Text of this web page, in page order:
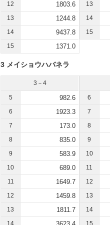
12 1803.6
13 1244.8
14 9437.8
15 1371.0
13
14
15
3 メイショウハバネラ
3－4
5 982.6
6 1923.3
7 173.0
8 835.0
9 583.9
10 689.0
11 1649.7
12 1459.8
13 1811.7
14
6
7
8
9
10
11
12
13
14
15